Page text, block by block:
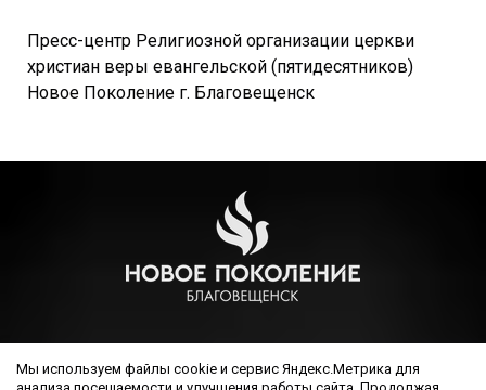
Пресс-центр Религиозной организации церкви
христиан веры евангельской (пятидесятников)
Новое Поколение г. Благовещенск
ЕВАНГЕЛЬСКОЙ (ПЯТИДЕСЯТНИКОВ) НОВОЕ ПОКОЛЕНИЕ
Мы используем файлы cookie и сервис Яндекс.Метрика для